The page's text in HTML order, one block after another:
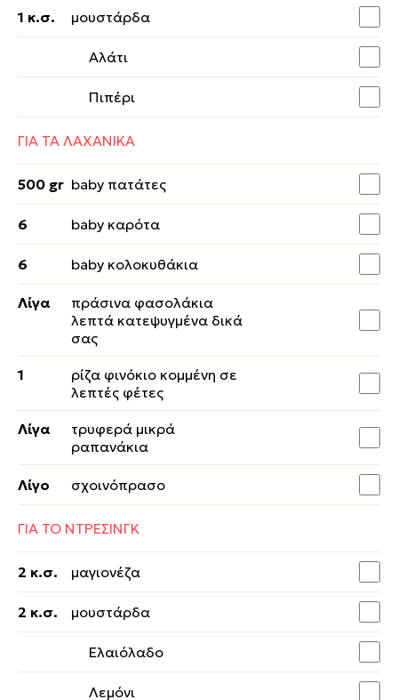
1 κ.σ. μουστάρδα
Αλάτι
Πιπέρι
ΓΙΑ ΤΑ ΛΑΧΑΝΙΚΑ
500 gr baby πατάτες
6 baby καρότα
6 baby κολοκυθάκια
Λίγα
πράσινα φασολάκια
λεπτά κατεψυγμένα δικά
σας
1
ρίζα φινόκιο κομμένη σε
λεπτές φέτες
Λίγα
τρυφερά μικρά
ραπανάκια
Λίγο σχοινόπρασο
ΓΙΑ ΤΟ ΝΤΡΕΣΙΝΓΚ
2 κ.σ. μαγιονέζα
2 κ.σ. μουστάρδα
Ελαιόλαδο
Λεμόνι